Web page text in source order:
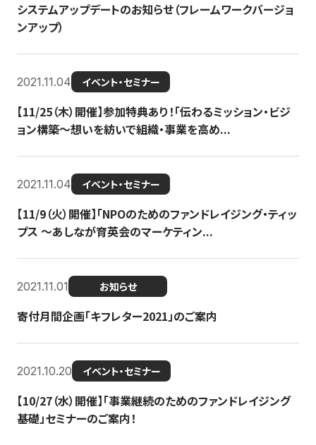
システムアップデートのお知らせ（フレームワークバージョ
ンアップ）
2021.11.04 イベント・セミナー
【11/25（木）開催】参加特典あり！「伝わるミッション・ビジ
ョン構築〜想いを紡いで組織・事業を高め...
2021.11.04 イベント・セミナー
【11/9（火）開催】「NPOのためのファンドレイジング・ティッ
プス 〜あしなが育英会のマーケティン...
2021.11.01 お知らせ
寄付月間企画「キフレター2021」のご案内
2021.10.20 イベント・セミナー
【10/27（水）開催】「事業継続のためのファンドレイジング
基礎」セミナーのご案内！